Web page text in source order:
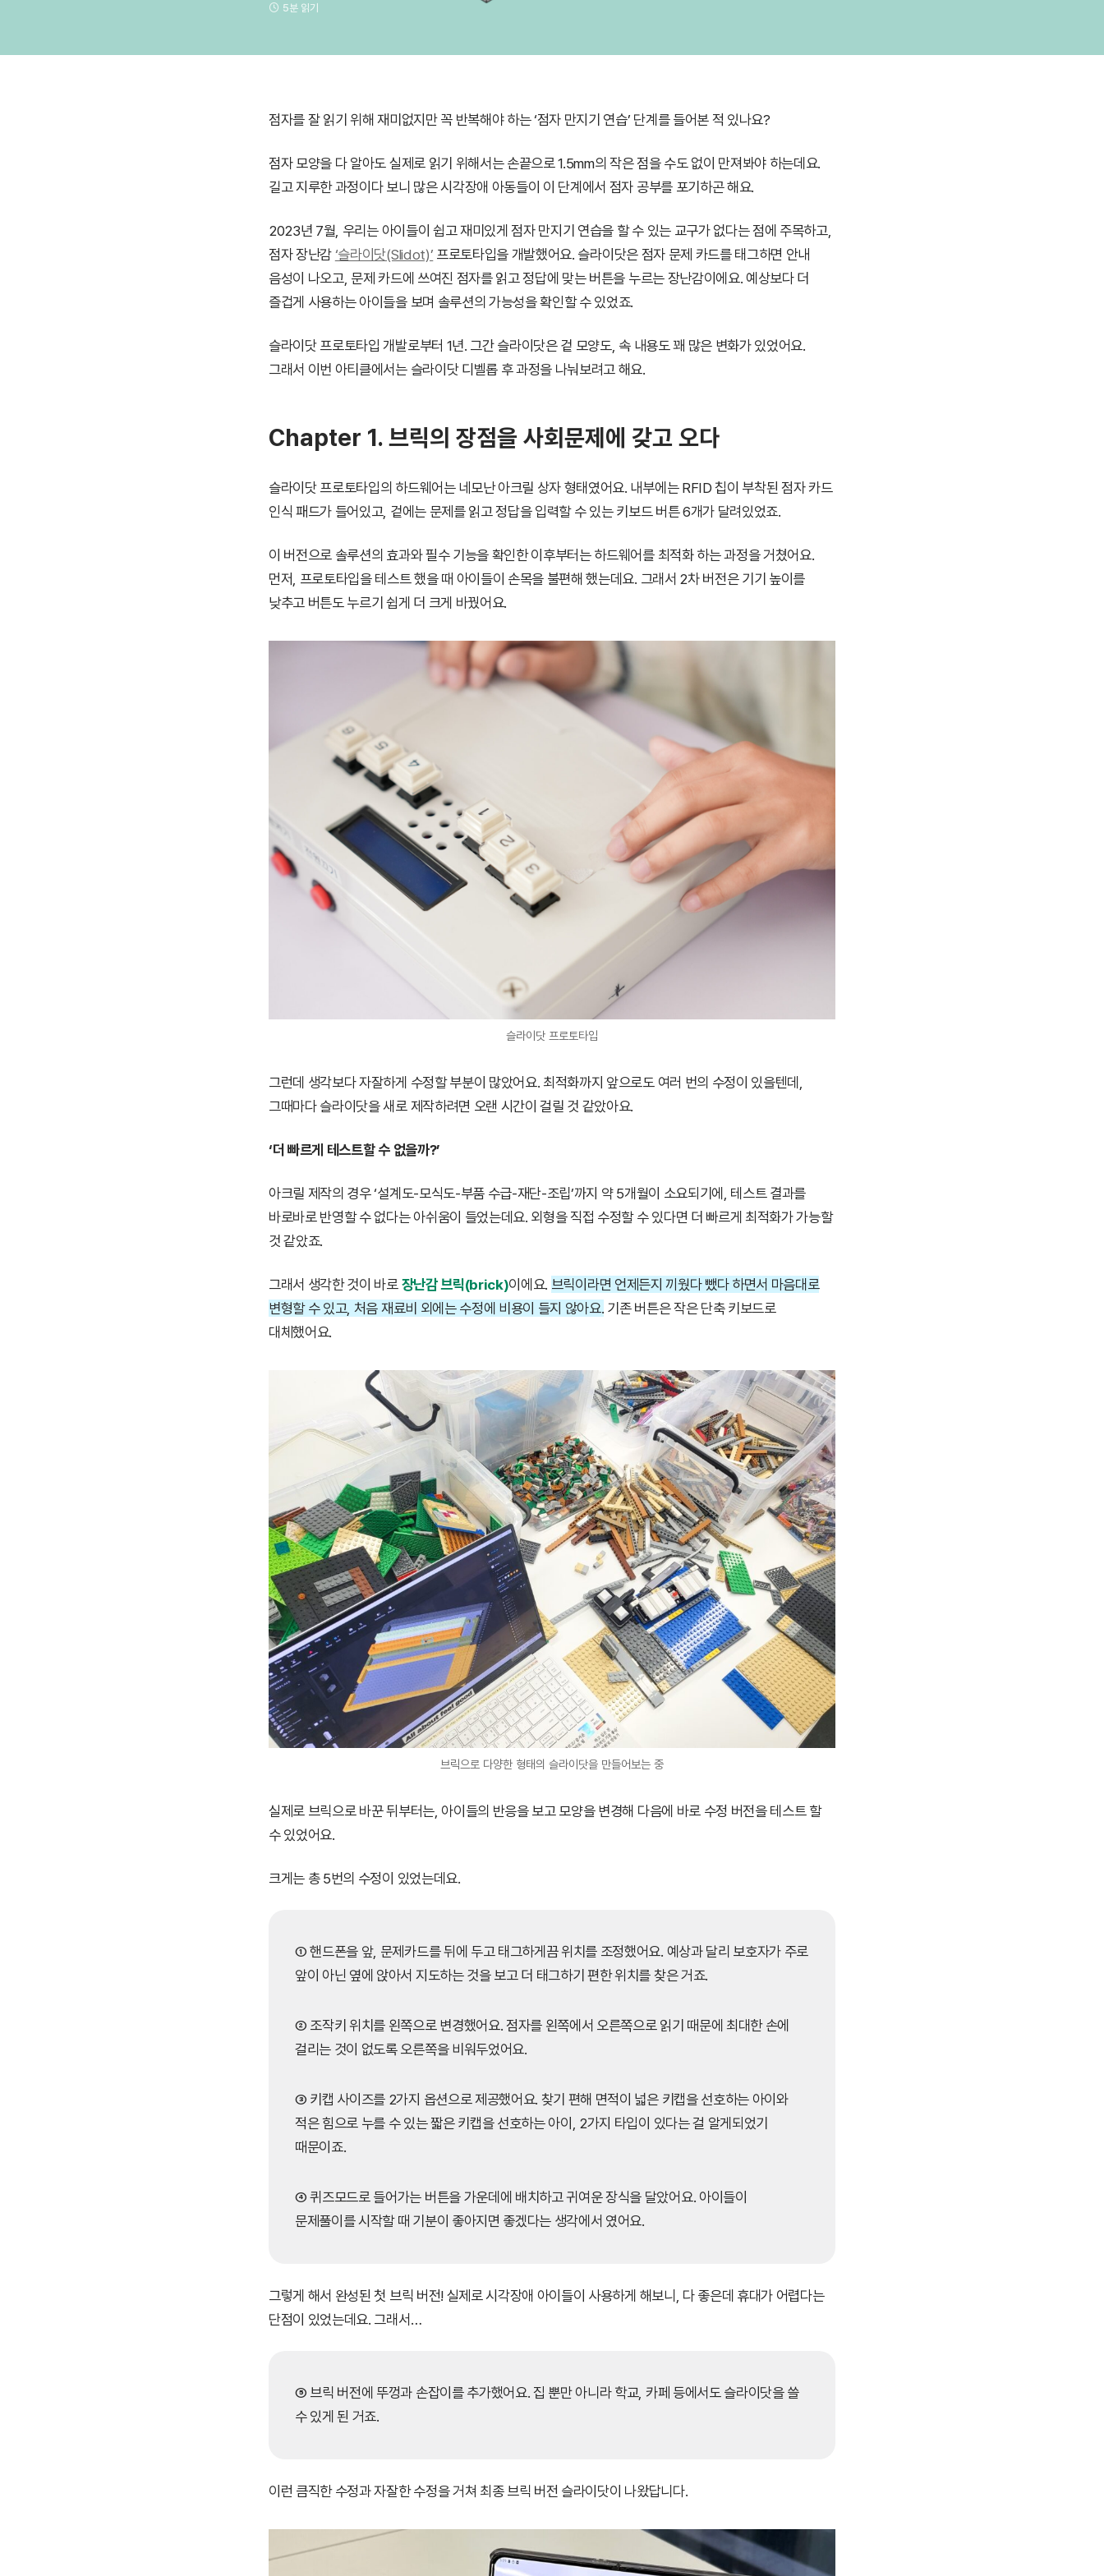
5분 읽기
점자를 잘 읽기 위해 재미없지만 꼭 반복해야 하는 ‘점자 만지기 연습’ 단계를 들어본 적 있나요?
점자 모양을 다 알아도 실제로 읽기 위해서는 손끝으로 1.5mm의 작은 점을 수도 없이 만져봐야 하는데요.
길고 지루한 과정이다 보니 많은 시각장애 아동들이 이 단계에서 점자 공부를 포기하곤 해요.
2023년 7월, 우리는 아이들이 쉽고 재미있게 점자 만지기 연습을 할 수 있는 교구가 없다는 점에 주목하고,
점자 장난감‘슬라이닷(Slidot)’ 프로토타입을 개발했어요. 슬라이닷은 점자 문제 카드를 태그하면 안내
음성이 나오고, 문제 카드에 쓰여진 점자를 읽고 정답에 맞는 버튼을 누르는 장난감이에요. 예상보다 더
즐겁게 사용하는 아이들을 보며 솔루션의 가능성을 확인할 수 있었죠.
슬라이닷 프로토타입 개발로부터 1년. 그간 슬라이닷은 겉 모양도, 속 내용도 꽤 많은 변화가 있었어요.
그래서 이번 아티클에서는 슬라이닷 디벨롭 후 과정을 나눠보려고 해요.
Chapter 1. 브릭의 장점을 사회문제에 갖고 오다
슬라이닷 프로토타입의 하드웨어는 네모난 아크릴 상자 형태였어요. 내부에는 RFID 칩이 부착된 점자 카드
인식 패드가 들어있고, 겉에는 문제를 읽고 정답을 입력할 수 있는 키보드 버튼 6개가 달려있었죠.
이 버전으로 솔루션의 효과와 필수 기능을 확인한 이후부터는 하드웨어를 최적화 하는 과정을 거쳤어요.
먼저, 프로토타입을 테스트 했을 때 아이들이 손목을 불편해 했는데요. 그래서 2차 버전은 기기 높이를
낮추고 버튼도 누르기 쉽게 더 크게 바꿨어요.
슬라이닷 프로토타입
그런데 생각보다 자잘하게 수정할 부분이 많았어요. 최적화까지 앞으로도 여러 번의 수정이 있을텐데,
그때마다 슬라이닷을 새로 제작하려면 오랜 시간이 걸릴 것 같았아요.
‘더 빠르게 테스트할 수 없을까?’
아크릴 제작의 경우 ‘설계도-모식도-부품 수급-재단-조립’까지 약 5개월이 소요되기에, 테스트 결과를
바로바로 반영할 수 없다는 아쉬움이 들었는데요. 외형을 직접 수정할 수 있다면 더 빠르게 최적화가 가능할
것 같았죠.
그래서 생각한 것이 바로장난감 브릭(brick)이에요. 브릭이라면 언제든지 끼웠다 뺐다 하면서 마음대로
변형할 수 있고, 처음 재료비 외에는 수정에 비용이 들지 않아요. 기존 버튼은 작은 단축 키보드로
대체했어요.
브릭으로 다양한 형태의 슬라이닷을 만들어보는 중
실제로 브릭으로 바꾼 뒤부터는, 아이들의 반응을 보고 모양을 변경해 다음에 바로 수정 버전을 테스트 할
수 있었어요.
크게는 총 5번의 수정이 있었는데요.
① 핸드폰을 앞, 문제카드를 뒤에 두고 태그하게끔 위치를 조정했어요. 예상과 달리 보호자가 주로
앞이 아닌 옆에 앉아서 지도하는 것을 보고 더 태그하기 편한 위치를 찾은 거죠.
② 조작키 위치를 왼쪽으로 변경했어요. 점자를 왼쪽에서 오른쪽으로 읽기 때문에 최대한 손에
걸리는 것이 없도록 오른쪽을 비워두었어요.
③ 키캡 사이즈를 2가지 옵션으로 제공했어요. 찾기 편해 면적이 넓은 키캡을 선호하는 아이와
적은 힘으로 누를 수 있는 짧은 키캡을 선호하는 아이, 2가지 타입이 있다는 걸 알게되었기
때문이죠.
④ 퀴즈모드로 들어가는 버튼을 가운데에 배치하고 귀여운 장식을 달았어요. 아이들이
문제풀이를 시작할 때 기분이 좋아지면 좋겠다는 생각에서 였어요.
그렇게 해서 완성된 첫 브릭 버전! 실제로 시각장애 아이들이 사용하게 해보니, 다 좋은데 휴대가 어렵다는
단점이 있었는데요. 그래서…
⑤ 브릭 버전에 뚜껑과 손잡이를 추가했어요. 집 뿐만 아니라 학교, 카페 등에서도 슬라이닷을 쓸
수 있게 된 거죠.
이런 큼직한 수정과 자잘한 수정을 거쳐 최종 브릭 버전 슬라이닷이 나왔답니다.